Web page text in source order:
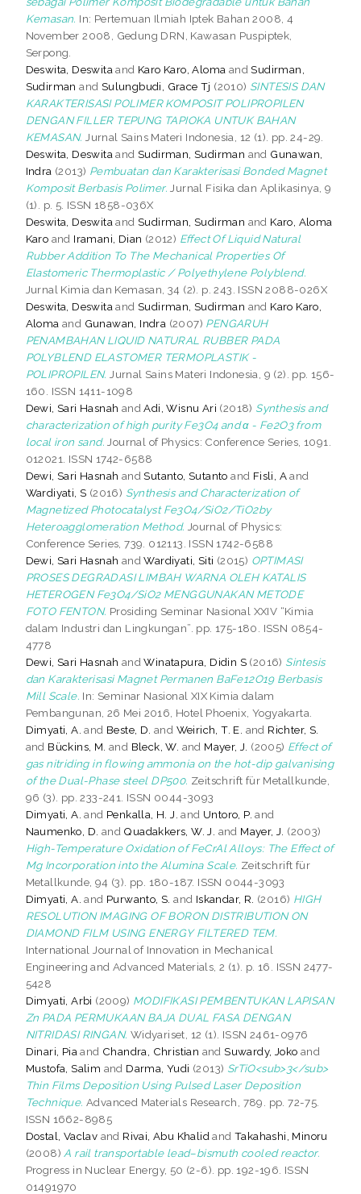
Kemasan. In: Pertemuan Ilmiah Iptek Bahan 2008, 4
November 2008, Gedung DRN, Kawasan Puspiptek,
Serpong.
Deswita, Deswita and Karo Karo, Aloma andSudirman,
Sudirman and Sulungbudi, Grace Tj (2010) SINTESIS DAN
KARAKTERISASI POLIMER KOMPOSIT POLIPROPILEN
DENGAN FILLER TEPUNG TAPIOKA UNTUK BAHAN
KEMASAN. Jurnal Sains Materi Indonesia, 12 (1). pp. 24-29.
Deswita, Deswita andSudirman, Sudirman and Gunawan,
Indra (2013) Pembuatan dan Karakterisasi Bonded Magnet
Komposit Berbasis Polimer. Jurnal Fisika dan Aplikasinya, 9
(1). p. 5. ISSN 1858-036X
Deswita, Deswita andSudirman, Sudirman and Karo, Aloma
Karo and Iramani, Dian (2012) Effect Of Liquid Natural
Rubber Addition To The Mechanical Properties Of
Elastomeric Thermoplastic / Polyethylene Polyblend.
Jurnal Kimia dan Kemasan, 34 (2). p. 243. ISSN 2088-026X
Deswita, Deswita andSudirman, Sudirman and Karo Karo,
Aloma and Gunawan, Indra (2007) PENGARUH
PENAMBAHAN LIQUID NATURAL RUBBER PADA
POLYBLEND ELASTOMER TERMOPLASTIK -
POLIPROPILEN. Jurnal Sains Materi Indonesia, 9 (2). pp. 156-
160. ISSN 1411-1098
Dewi, Sari Hasnah andAdi, Wisnu Ari (2018) Synthesis and
characterization of high purity Fe3O4 and α - Fe2O3 from
local iron sand. Journal of Physics: Conference Series, 1091.
012021. ISSN 1742-6588
Dewi, Sari Hasnah andSutanto, Sutanto and Fisli, Aand
Wardiyati, S (2016) Synthesis and Characterization of
Magnetized Photocatalyst Fe3O4/SiO2/TiO2by
Heteroagglomeration Method. Journal of Physics:
Conference Series, 739. 012113. ISSN 1742-6588
Dewi, Sari Hasnah andWardiyati, Siti (2015) OPTIMASI
PROSES DEGRADASI LIMBAH WARNA OLEH KATALIS
HETEROGEN Fe3O4/SiO2 MENGGUNAKAN METODE
FOTO FENTON. Prosiding Seminar Nasional XXIV “Kimia
dalam Industri dan Lingkungan”. pp. 175-180. ISSN 0854-
4778
Dewi, Sari Hasnah andWinatapura, Didin S (2016) Sintesis
dan Karakterisasi Magnet Permanen BaFe12O19 Berbasis
Mill Scale. In: Seminar Nasional XIX Kimia dalam
Pembangunan, 26 Mei 2016, Hotel Phoenix, Yogyakarta.
Dimyati, A. and Beste, D. and Weirich, T. E. and Richter, S.
and Bückins, M. and Bleck, W. and Mayer, J. (2005) Effect of
gas nitriding in flowing ammonia on the hot-dip galvanising
of the Dual-Phase steel DP500. Zeitschrift für Metallkunde,
96 (3). pp. 233-241. ISSN 0044-3093
Dimyati, A. and Penkalla, H. J. and Untoro, P. and
Naumenko, D. and Quadakkers, W. J. and Mayer, J. (2003)
High-Temperature Oxidation of FeCrAl Alloys: The Effect of
Mg Incorporation into the Alumina Scale. Zeitschrift für
Metallkunde, 94 (3). pp. 180-187. ISSN 0044-3093
Dimyati, A. and Purwanto, S. and Iskandar, R. (2016) HIGH
RESOLUTION IMAGING OF BORON DISTRIBUTION ON
DIAMOND FILM USING ENERGY FILTERED TEM.
International Journal of Innovation in Mechanical
Engineering and Advanced Materials, 2 (1). p. 16. ISSN 2477-
5428
Dimyati, Arbi (2009) MODIFIKASI PEMBENTUKAN LAPISAN
Zn PADA PERMUKAAN BAJA DUAL FASA DENGAN
NITRIDASI RINGAN. Widyariset, 12 (1). ISSN 2461-0976
Dinari, Pia and Chandra, Christian andSuwardy, Joko and
Mustofa, Salim and Darma, Yudi (2013) SrTiO<sub>3</sub>
Thin Films Deposition Using Pulsed Laser Deposition
Technique. Advanced Materials Research, 789. pp. 72-75.
ISSN 1662-8985
Dostal, Vaclav and Rivai, Abu Khalid andTakahashi, Minoru
(2008) A rail transportable lead–bismuth cooled reactor.
Progress in Nuclear Energy, 50 (2-6). pp. 192-196. ISSN
01491970